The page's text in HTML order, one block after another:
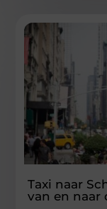
Taxi naar
van en naar